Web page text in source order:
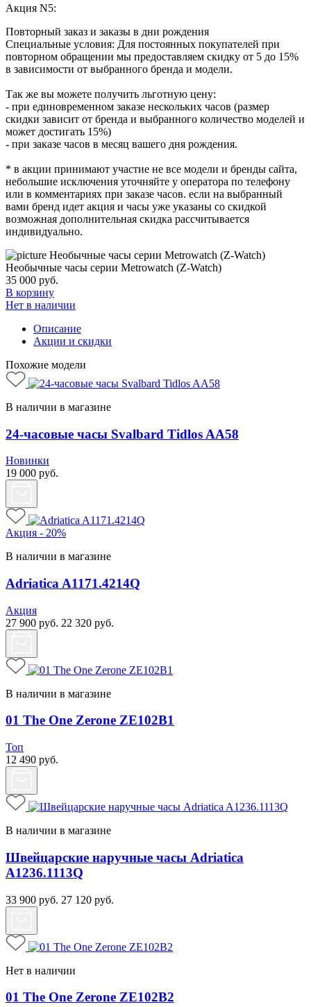
Акция N5:
Повторный заказ и заказы в дни рождения
Специальные условия: Для постоянных покупателей при
повторном обращении мы предоставляем скидку от 5 до 15%
в зависимости от выбранного бренда и модели.
Так же вы можете получить льготную цену:
- при единовременном заказе нескольких часов (размер
скидки зависит от бренда и выбранного количество моделей и
может достигать 15%)
- при заказе часов в месяц вашего дня рождения.
* в акции принимают участие не все модели и бренды сайта,
небольшие исключения уточняйте у оператора по телефону
или в комментариях при заказе часов. если на выбранный
вами бренд идет акция и часы уже указаны со скидкой
возможная дополнительная скидка рассчитывается
индивидуально.
Необычные часы серии Metrowatch (Z-Watch)
35 000 руб.
В корзину
Нет в наличии
Описание
Акции и скидки
Похожие модели
В наличии в магазине
24-часовые часы Svalbard Tidlos AA58
Новинки
19 000 руб.
Акция - 20%
В наличии в магазине
Adriatica A1171.4214Q
Акция
27 900 руб. 22 320 руб.
В наличии в магазине
01 The One Zerone ZE102B1
Топ
12 490 руб.
В наличии в магазине
Швейцарские наручные часы Adriatica
A1236.1113Q
33 900 руб. 27 120 руб.
Нет в наличии
01 The One Zerone ZE102B2